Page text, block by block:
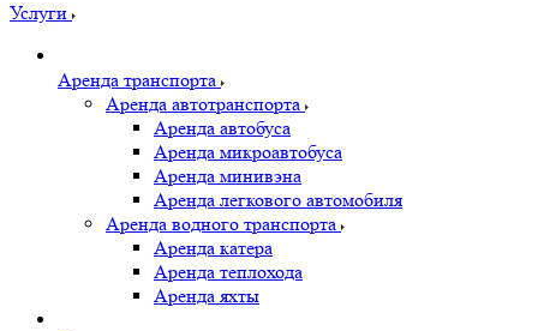
Услуги
Аренда транспорта
Аренда автотранспорта
Аренда автобуса
Аренда микроавтобуса
Аренда минивэна
Аренда легкового автомобиля
Аренда водного транспорта
Аренда катера
Аренда теплохода
Аренда яхты